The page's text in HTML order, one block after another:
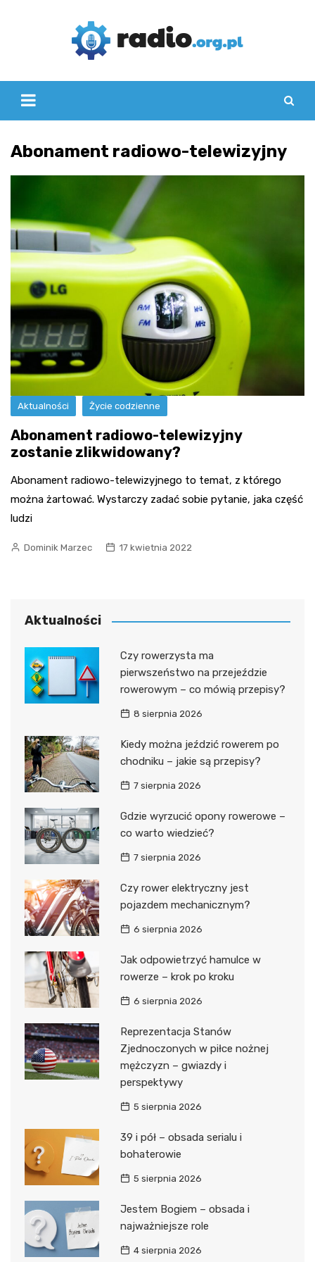
Abonament radiowo-telewizyjny
Aktualności Życie codzienne
Abonament radiowo-telewizyjny
zostanie zlikwidowany?
Abonament radiowo-telewizyjnego to temat, z którego
można żartować. Wystarczy zadać sobie pytanie, jaka część
ludzi
Dominik Marzec 17 kwietnia 2022
Aktualności
Czy rowerzysta ma
pierwszeństwo na przejeździe
rowerowym – co mówią przepisy?
8 sierpnia 2026
Kiedy można jeździć rowerem po
chodniku – jakie są przepisy?
7 sierpnia 2026
Gdzie wyrzucić opony rowerowe –
co warto wiedzieć?
7 sierpnia 2026
Czy rower elektryczny jest
pojazdem mechanicznym?
6 sierpnia 2026
Jak odpowietrzyć hamulce w
rowerze – krok po kroku
6 sierpnia 2026
Reprezentacja Stanów
Zjednoczonych w piłce nożnej
mężczyzn – gwiazdy i
perspektywy
5 sierpnia 2026
39 i pół – obsada serialu i
bohaterowie
5 sierpnia 2026
Jestem Bogiem – obsada i
najważniejsze role
4 sierpnia 2026